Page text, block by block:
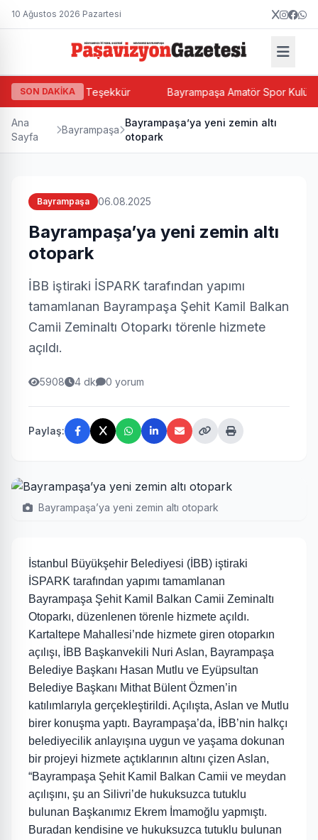
10 Ağustos 2026 Pazartesi
SON DAKİKA
Paşalı'dan Teşekkür Bayrampaşa Amatör Spor Kulüpler
Ana
Sayfa
Bayrampaşa
Bayrampaşa’ya yeni zemin altı
otopark
Bayrampaşa 06.08.2025
Bayrampaşa’ya yeni zemin altı
otopark
İBB iştiraki İSPARK tarafından yapımı
tamamlanan Bayrampaşa Şehit Kamil Balkan
Camii Zeminaltı Otoparkı törenle hizmete
açıldı.
5908 4 dk 0 yorum
Paylaş:
Bayrampaşa’ya yeni zemin altı otopark
İstanbul Büyükşehir Belediyesi (İBB) iştiraki
İSPARK tarafından yapımı tamamlanan
Bayrampaşa Şehit Kamil Balkan Camii Zeminaltı
Otoparkı, düzenlenen törenle hizmete açıldı.
Kartaltepe Mahallesi’nde hizmete giren otoparkın
açılışı, İBB Başkanvekili Nuri Aslan, Bayrampaşa
Belediye Başkanı Hasan Mutlu ve Eyüpsultan
Belediye Başkanı Mithat Bülent Özmen’in
katılımlarıyla gerçekleştirildi. Açılışta, Aslan ve Mutlu
birer konuşma yaptı. Bayrampaşa’da, İBB’nin halkçı
belediyecilik anlayışına uygun ve yaşama dokunan
bir projeyi hizmete açtıklarının altını çizen Aslan,
“Bayrampaşa Şehit Kamil Balkan Camii ve meydan
açılışını, şu an Silivri’de hukuksuzca tutuklu
bulunan Başkanımız Ekrem İmamoğlu yapmıştı.
Buradan kendisine ve hukuksuzca tutuklu bulunan